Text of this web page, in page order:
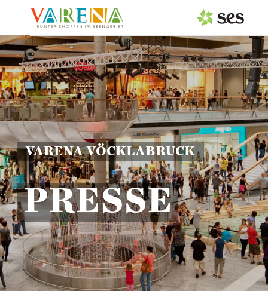
VARENA VÖCKLABRUCK
PRESSE
PRESSEAUSSENDUNGEN
MEDIAGALERIE
Fotos
Logos
Pressemappe
PRESSEKONTAKT